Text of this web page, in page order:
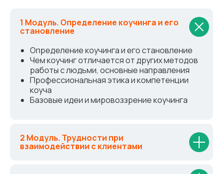
1 Модуль. Определение коучинга и его
становление
Определение коучинга и его становление
Чем коучинг отличается от других методов
работы с людьми, основные направления
Профессиональная этика и компетенции
коуча
Базовые идеи и мировоззрение коучинга
2 Модуль. Трудности при
взаимодействии с клиентами